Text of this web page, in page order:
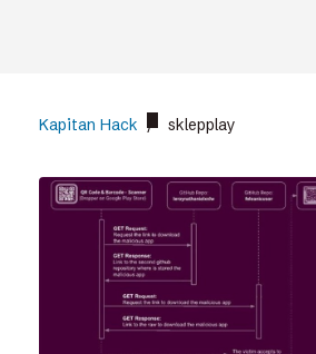
Kapitan Hack / sklepplay